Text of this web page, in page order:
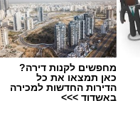
מחפשים לקנות דירה?
כאן תמצאו את כל
הדירות החדשות למכירה
באשדוד >>>